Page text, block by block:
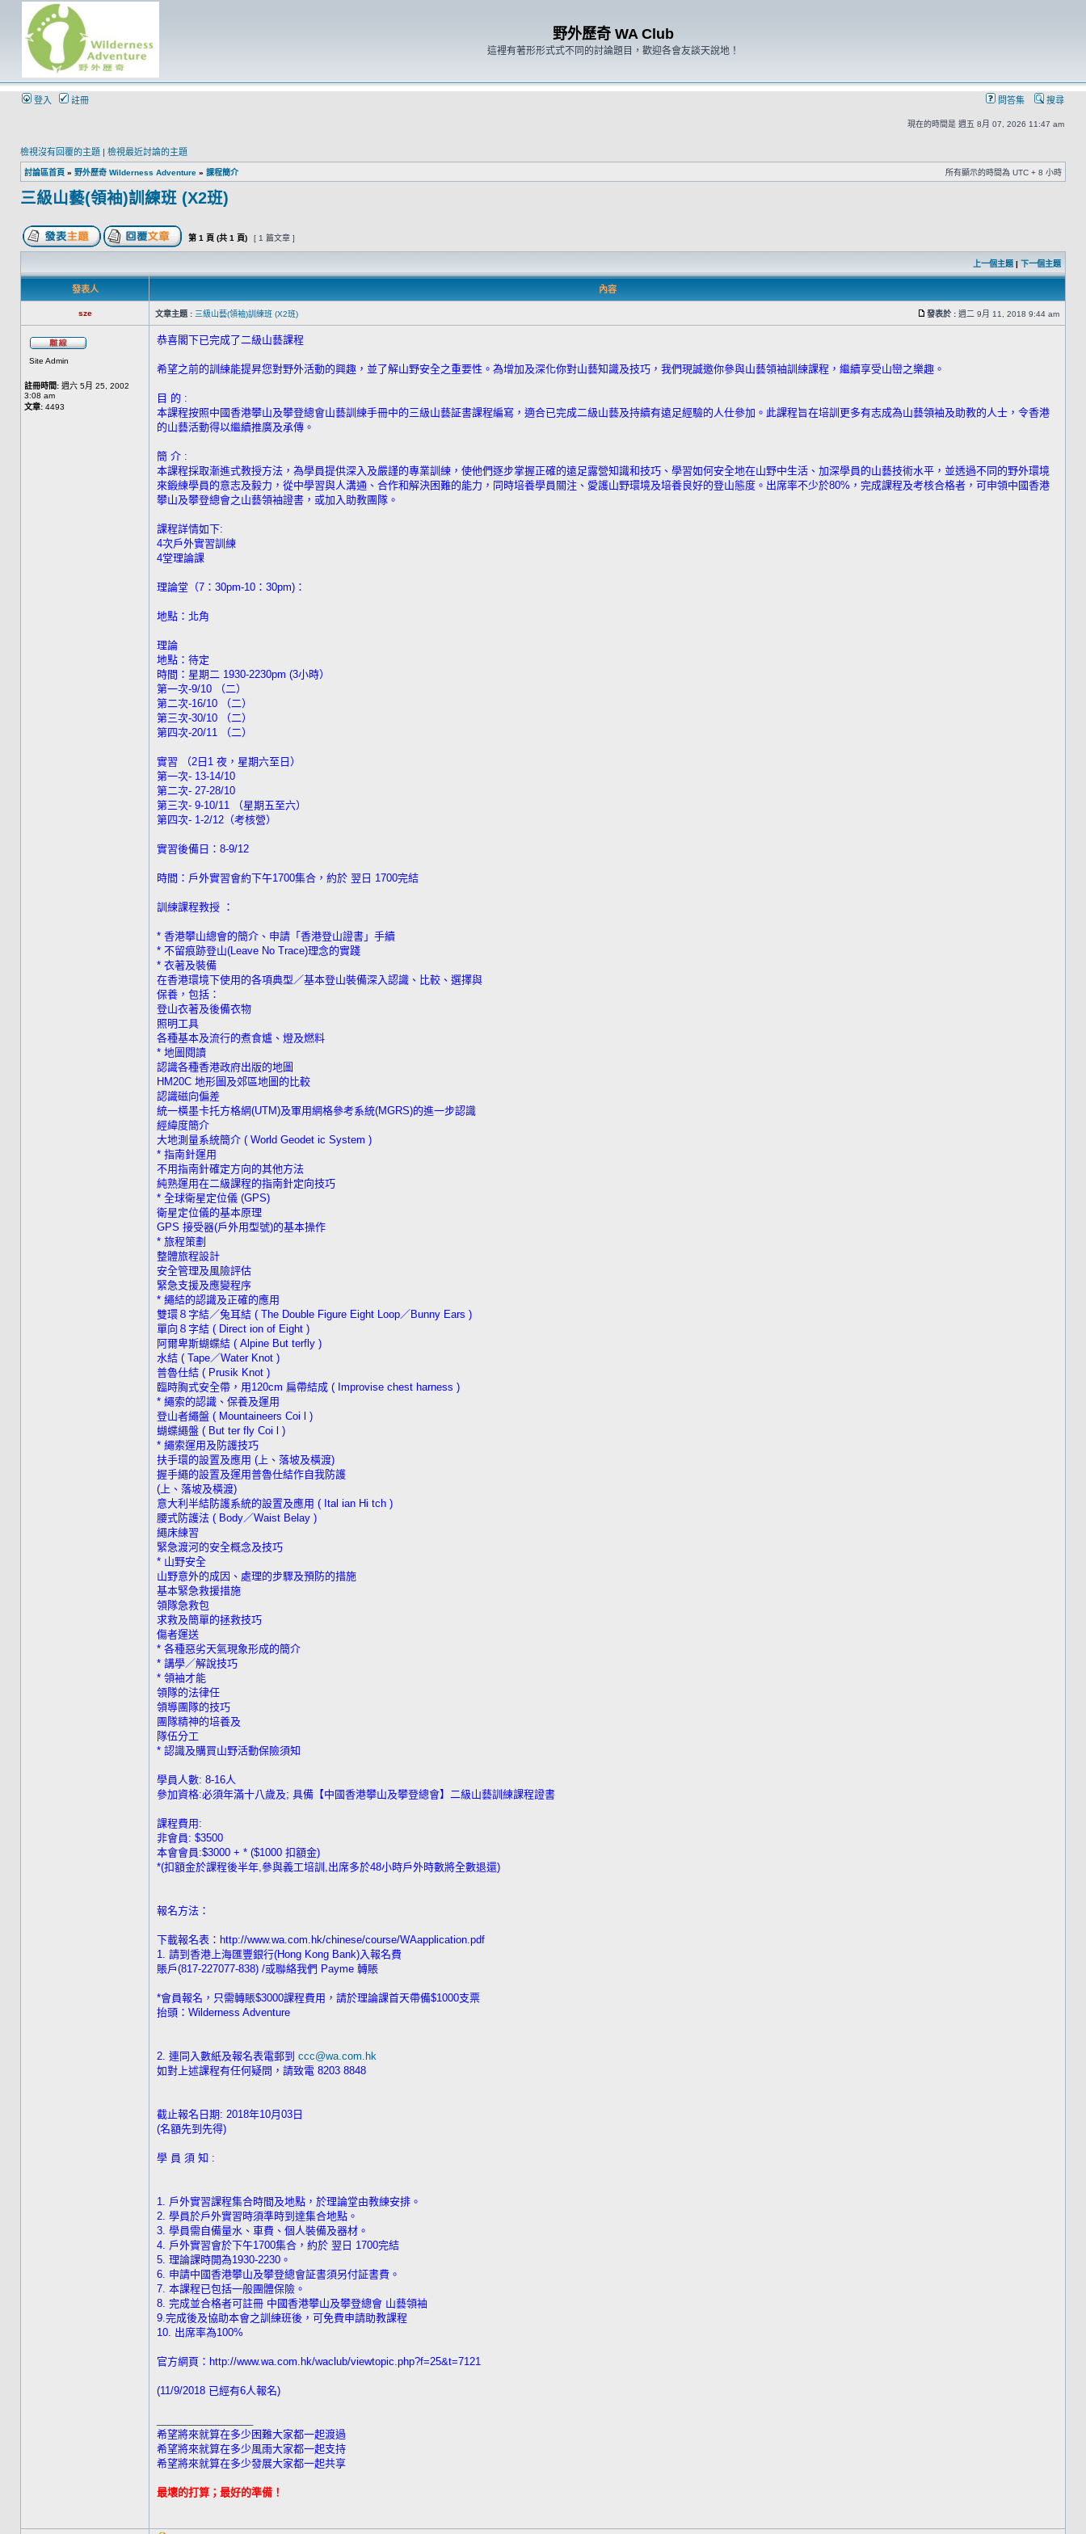
野外歷奇 WA Club
這裡有著形形式式不同的討論題目，歡迎各會友談天說地！
登入 註冊 問答集 搜尋
現在的時間是 週五 8月 07, 2026 11:47 am
檢視沒有回覆的主題 | 檢視最近討論的主題
討論區首頁 » 野外歷奇 Wilderness Adventure » 課程簡介 所有顯示的時間為 UTC + 8 小時
三級山藝(領袖)訓練班 (X2班)
第 1 頁 (共 1 頁) [ 1 篇文章 ]
上一個主題 | 下一個主題
發表人 內容
sze 文章主題 : 三級山藝(領袖)訓練班 (X2班) 發表於 : 週二 9月 11, 2018 9:44 am
Site Admin
註冊時間: 週六 5月 25, 2002
3:08 am
文章: 4493
恭喜閣下已完成了二級山藝課程
希望之前的訓練能提昇您對野外活動的興趣，並了解山野安全之重要性。為增加及深化你對山藝知識及技巧，我們現誠邀你參與山藝領袖訓練課程，繼續享受山巒之樂趣。
目 的 :
本課程按照中國香港攀山及攀登總會山藝訓練手冊中的三級山藝証書課程編寫，適合已完成二級山藝及持續有遠足經驗的人仕參加。此課程旨在培訓更多有志成為山藝領袖及助教的人士，令香港
的山藝活動得以繼續推廣及承傳。
簡 介 :
本課程採取漸進式教授方法，為學員提供深入及嚴謹的專業訓練，使他們逐步掌握正確的遠足露營知識和技巧、學習如何安全地在山野中生活、加深學員的山藝技術水平，並透過不同的野外環境
來鍛練學員的意志及毅力，從中學習與人溝通、合作和解決困難的能力，同時培養學員關注、愛護山野環境及培養良好的登山態度。出席率不少於80%，完成課程及考核合格者，可申領中國香港
攀山及攀登總會之山藝領袖證書，或加入助教團隊。
課程詳情如下:
4次戶外實習訓練
4堂理論課
理論堂（7：30pm-10：30pm)：
地點：北角
理論
地點：待定
時間：星期二 1930-2230pm (3小時）
第一次-9/10 （二）
第二次-16/10 （二）
第三次-30/10 （二）
第四次-20/11 （二）
實習 （2日1 夜，星期六至日）
第一次- 13-14/10
第二次- 27-28/10
第三次- 9-10/11 （星期五至六）
第四次- 1-2/12（考核營）
實習後備日：8-9/12
時間：戶外實習會約下午1700集合，約於 翌日 1700完結
訓練課程教授 ：
* 香港攀山總會的簡介、申請「香港登山證書」手續
* 不留痕跡登山(Leave No Trace)理念的實踐
* 衣著及裝備
在香港環境下使用的各項典型／基本登山裝備深入認識、比較、選擇與
保養，包括：
登山衣著及後備衣物
照明工具
各種基本及流行的煮食爐、燈及燃料
* 地圖閱讀
認識各種香港政府出版的地圖
HM20C 地形圖及郊區地圖的比較
認識磁向偏差
統一橫墨卡托方格網(UTM)及軍用網格參考系統(MGRS)的進一步認識
經緯度簡介
大地測量系統簡介 ( World Geodet ic System )
* 指南針運用
不用指南針確定方向的其他方法
純熟運用在二級課程的指南針定向技巧
* 全球衛星定位儀 (GPS)
衛星定位儀的基本原理
GPS 接受器(戶外用型號)的基本操作
* 旅程策劃
整體旅程設計
安全管理及風險評估
緊急支援及應變程序
* 繩結的認識及正確的應用
雙環８字結／兔耳結 ( The Double Figure Eight Loop／Bunny Ears )
單向８字結 ( Direct ion of Eight )
阿爾卑斯蝴蝶結 ( Alpine But terfly )
水結 ( Tape／Water Knot )
普魯仕結 ( Prusik Knot )
臨時胸式安全帶，用120cm 扁帶結成 ( Improvise chest harness )
* 繩索的認識、保養及運用
登山者繩盤 ( Mountaineers Coi l )
蝴蝶繩盤 ( But ter fly Coi l )
* 繩索運用及防護技巧
扶手環的設置及應用 (上、落坡及橫渡)
握手繩的設置及運用普魯仕結作自我防護
(上、落坡及橫渡)
意大利半結防護系統的設置及應用 ( Ital ian Hi tch )
腰式防護法 ( Body／Waist Belay )
繩床練習
緊急渡河的安全概念及技巧
* 山野安全
山野意外的成因、處理的步驟及預防的措施
基本緊急救援措施
領隊急救包
求救及簡單的拯救技巧
傷者運送
* 各種惡劣天氣現象形成的簡介
* 講學／解說技巧
* 領袖才能
領隊的法律任
領導團隊的技巧
團隊精神的培養及
隊伍分工
* 認識及購買山野活動保險須知
學員人數: 8-16人
參加資格:必須年滿十八歲及; 具備【中國香港攀山及攀登總會】二級山藝訓練課程證書
課程費用:
非會員: $3500
本會會員:$3000 + * ($1000 扣額金)
*(扣額金於課程後半年,參與義工培訓,出席多於48小時戶外時數將全數退還)
報名方法：
下載報名表：http://www.wa.com.hk/chinese/course/WAapplication.pdf
1. 請到香港上海匯豐銀行(Hong Kong Bank)入報名費
賬戶(817-227077-838) /或聯絡我們 Payme 轉賬
*會員報名，只需轉賬$3000課程費用，請於理論課首天帶備$1000支票
抬頭：Wilderness Adventure
2. 連同入數紙及報名表電郵到 ccc@wa.com.hk
如對上述課程有任何疑問，請致電 8203 8848
截止報名日期: 2018年10月03日
(名額先到先得)
學 員 須 知 :
1. 戶外實習課程集合時間及地點，於理論堂由教練安排。
2. 學員於戶外實習時須準時到達集合地點。
3. 學員需自備量水、車費、個人裝備及器材。
4. 戶外實習會於下午1700集合，約於 翌日 1700完結
5. 理論課時開為1930-2230。
6. 申請中國香港攀山及攀登總會証書須另付証書費。
7. 本課程已包括一般團體保險。
8. 完成並合格者可註冊 中國香港攀山及攀登總會 山藝領袖
9.完成後及協助本會之訓練班後，可免費申請助教課程
10. 出席率為100%
官方網頁：http://www.wa.com.hk/waclub/viewtopic.php?f=25&t=7121
(11/9/2018 已經有6人報名)
希望將來就算在多少困難大家都一起渡過
希望將來就算在多少風雨大家都一起支持
希望將來就算在多少發展大家都一起共享
最壞的打算；最好的準備！